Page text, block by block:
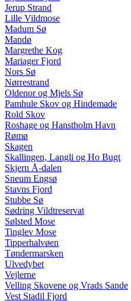
Jerup Strand
Lille Vildmose
Madum Sø
Mandø
Margrethe Kog
Mariager Fjord
Nors Sø
Nørrestrand
Oldenor og Mjels Sø
Pamhule Skov og Hindemade
Rold Skov
Roshage og Hanstholm Havn
Rømø
Skagen
Skallingen, Langli og Ho Bugt
Skjern Å-dalen
Sneum Engsø
Stavns Fjord
Stubbe Sø
Sødring Vildtreservat
Sølsted Mose
Tinglev Mose
Tipperhalvøen
Tøndermarsken
Ulvedybet
Vejlerne
Velling Skovene og Vrads Sande
Vest Stadil Fjord